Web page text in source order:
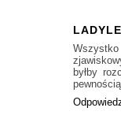
byłby